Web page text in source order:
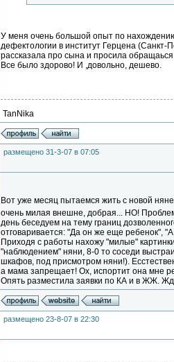
У меня очень большой опыт по
дефектологии в институт Герцена (Санкт-
рассказала про сына и просила обращаься
Все было здорово! И ,довольно, дешево.
TanNika
размещено 31-3-07 в 07:05
Вот уже месяц пытаемся жить с новой
очень милая внешне, добрая... НО!
день беседуем на тему границ
отговаривается: "Да он же еще ребенок",
Приходя с работы нахожу "милые"
"наблюдением" няни, 8-0 то соседи
шкафов, под присмотром няни!).
а мама запрещает! Ох, испортит она мне
Опять разместила заявки по КА и в ЖЖ.
размещено 23-8-07 в 22:30